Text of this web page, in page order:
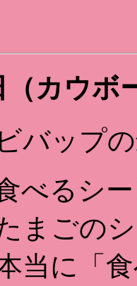
（カウ
バップ
べるシ
まごの
当に「